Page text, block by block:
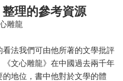
理的參考資源
雕龍
我們可由他所著的文學批評
《文心雕龍》在中國過去兩千年
地位，書中他對於文學的體